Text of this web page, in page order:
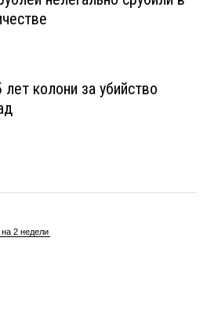
колони за убийство